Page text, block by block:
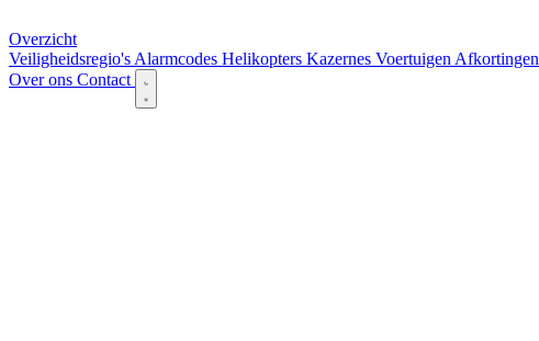
Overzicht
Veiligheidsregio's Alarmcodes Helikopters Kazernes Voertuigen Afkortingen
Over ons Contact